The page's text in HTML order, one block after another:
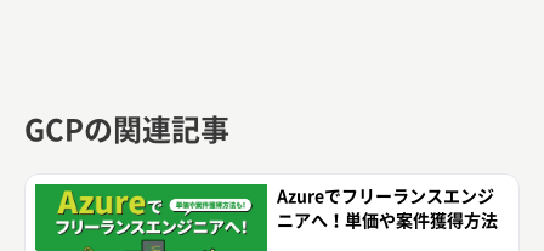
GCPの関連記事
Azureでフリーランスエンジ
ニアへ！単価や案件獲得方法